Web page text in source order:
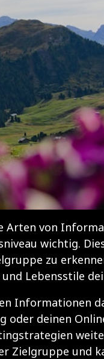
Arten von
wichtig.
zu
Lebensstile
Informationen
deinen
Zielgruppe und